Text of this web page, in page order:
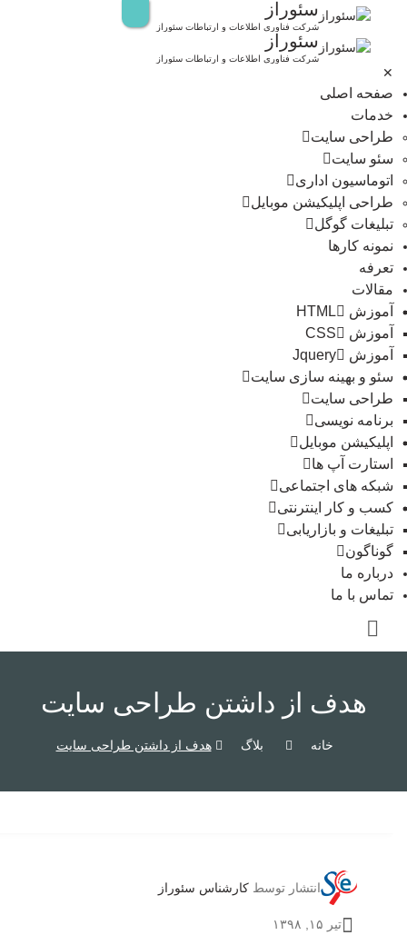
سئوراز
شرکت فناوری اطلاعات و ارتباطات سئوراز
سئوراز
شرکت فناوری اطلاعات و ارتباطات سئوراز
✕
صفحه اصلی
خدمات
طراحی سایت
سئو سایت
اتوماسیون اداری
طراحی اپلیکیشن موبایل
تبلیغات گوگل
نمونه کارها
تعرفه
مقالات
آموزش HTML
آموزش CSS
آموزش Jquery
سئو و بهینه سازی سایت
طراحی سایت
برنامه نویسی
اپلیکیشن موبایل
استارت آپ ها
شبکه های اجتماعی
کسب و کار اینترنتی
تبلیغات و بازاریابی
گوناگون
درباره ما
تماس با ما
هدف از داشتن طراحی سایت
خانه بلاگ هدف از داشتن طراحی سایت
انتشار توسط کارشناس سئوراز
تیر ۱۵, ۱۳۹۸